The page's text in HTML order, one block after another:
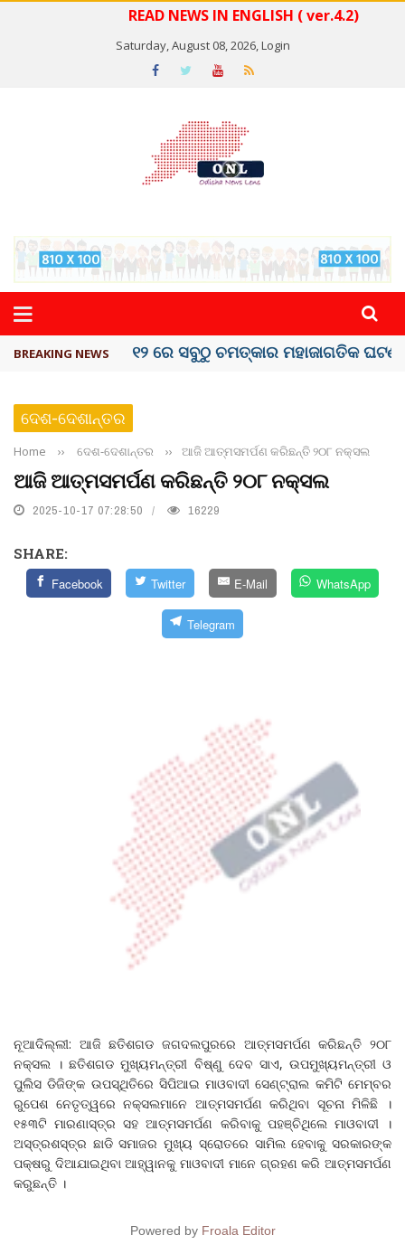
READ NEWS IN ENGLISH ( ver.4.2)
Saturday, August 08, 2026,Login
BREAKING NEWS କେରଳରେ ‘ରାଟ୍ ଫିଭର୍’ ଆତଙ୍କ, ୫୮ ମୃତ
ଦେଶ-ଦେଶାନ୍ତର
Home ›› ଦେଶ-ଦେଶାନ୍ତର ›› ଆଜି ଆତ୍ମସମର୍ପଣ କରିଛନ୍ତି ୨୦୮ ନକ୍ସଲ
ଆଜି ଆତ୍ମସମର୍ପଣ କରିଛନ୍ତି ୨୦୮ ନକ୍ସଲ
2025-10-17 07:28:50 16229
SHARE:
Facebook Twitter E-Mail WhatsApp
Telegram
ନୂଆଦିଲ୍ଲୀ: ଆଜି ଛତିଶଗଡ ଜଗଦଲପୁରରେ ଆତ୍ମସମର୍ପଣ କରିଛନ୍ତି ୨୦୮
ନକ୍ସଲ । ଛତିଶଗଡ ମୁଖ୍ୟମନ୍ତ୍ରୀ ବିଷ୍ଣୁ ଦେବ ସାଏ, ଉପମୁଖ୍ୟମନ୍ତ୍ରୀ ଓ
ପୁଲିସ ଡିଜିଙ୍କ ଉପସ୍ଥିତିରେ ସିପିଆଇ ମାଓବାଦୀ ସେଣ୍ଟ୍ରାଲ କମିଟି ମେମ୍ବର
ରୁପେଶ ନେତୃତ୍ୱରେ ନକ୍ସଲମାନେ ଆତ୍ମସମର୍ପଣ କରିଥିବା ସୂଚନା ମିଳିଛି ।
୧୫୩ଟି ମାରଣାସ୍ତ୍ର ସହ ଆତ୍ମସମର୍ପଣ କରିବାକୁ ପହଞ୍ଚିଥିଲେ ମାଓବାଦୀ ।
ଅସ୍ତ୍ରଶସ୍ତ୍ର ଛାଡି ସମାଜର ମୁଖ୍ୟ ସ୍ରୋତରେ ସାମିଲ ହେବାକୁ ସରକାରଙ୍କ
ପକ୍ଷରୁ ଦିଆଯାଇଥିବା ଆହ୍ୱାନକୁ ମାଓବାଦୀ ମାନେ ଗ୍ରହଣ କରି ଆତ୍ମସମର୍ପଣ
କରୁଛନ୍ତି ।
Powered by Froala Editor